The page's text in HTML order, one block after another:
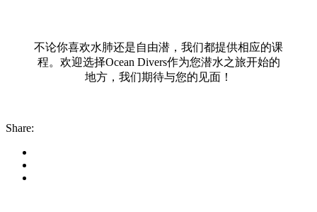
不论你喜欢水肺还是自由潜，我们都提供相应的课
程。欢迎选择Ocean Divers作为您潜水之旅开始的
地方，我们期待与您的见面！
Share: